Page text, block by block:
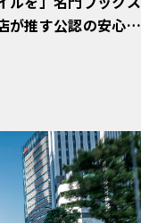
が推す公認の安心
な走り〈PR〉